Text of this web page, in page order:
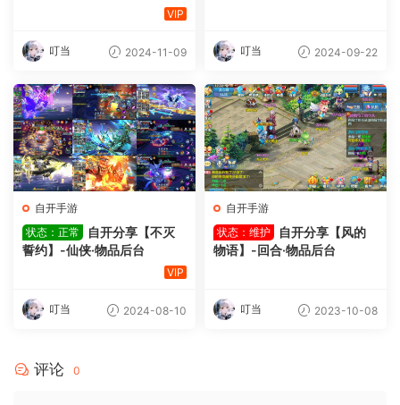
VIP
叮当 2024-11-09 叮当 2024-09-22
自开手游
状态：正常
自开分享【不灭
誓约】-仙侠·物品后台
VIP
叮当 2024-08-10
自开手游
状态：维护
自开分享【风的
物语】-回合·物品后台
叮当 2023-10-08
评论 0